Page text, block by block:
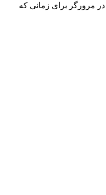
مرورگر برای زمانی که